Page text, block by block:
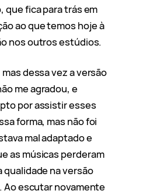
que fica para trás em
ao que temos hoje à
nos outros estúdios.
dessa vez a versão
me agradou, e
por assistir esses
forma, mas não foi
mal adaptado e
as músicas perderam
qualidade na versão
Ao escutar novamente